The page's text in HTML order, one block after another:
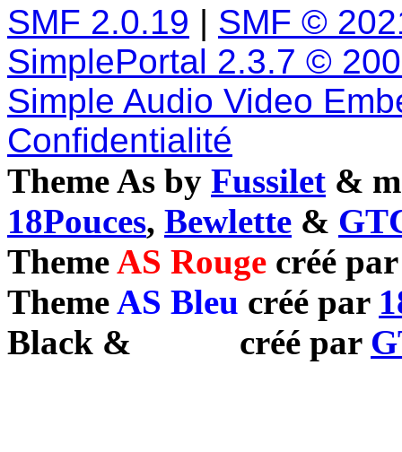
SMF 2.0.19 | SMF ©
SimplePortal 2.3.7 ©
Simple Audio Video
Confidentialité
Theme As by Fussilet &
18Pouces, Bewlette &
ThemeAS Rouge créé
ThemeAS Bleu créé par
Black & créé par